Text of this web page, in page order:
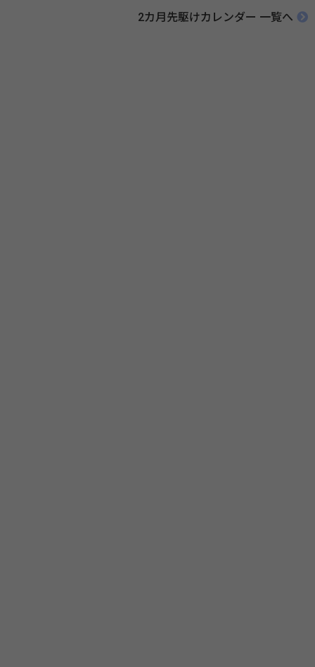
伝えたい！薬との付き合い方」（保健指導リソースガイド）
2カ月先駆けカレンダー 一覧へ